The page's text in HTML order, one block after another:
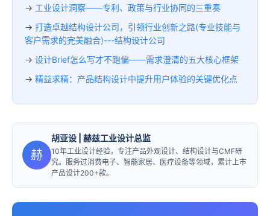
→ 工业设计洞察——专利、政策与行业协同的三重奏
→ 打造卓越结构设计公司，引领行业创新之路(专业技能与
客户需求的完美融合)---结构设计公司
→ 设计Brief怎么写才不跑偏——需求澄清的五大核心框架
→ 精益求精：产品结构设计中提升用户体验的关键优化点
赫
胡亚设 | 赫兹工业设计总监
10年工业设计经验，专注产品外观设计、结构设计与CMF研
究。服务过消费电子、智能家居、医疗设备等领域，累计上市
产品设计200+款。